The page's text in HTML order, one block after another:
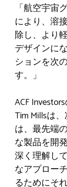
「航空宇宙
により、溶
除し、より
デザインに
ションを次
す。」
ACF
Tim Millsは
は、最先端
な製品を開
深く理解し
なアプロー
るためにそ